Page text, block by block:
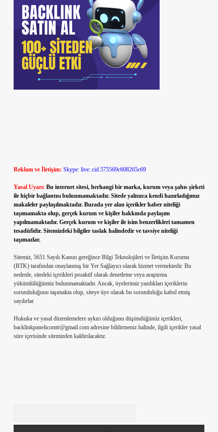
Reklam ve İletişim: Skype: live:.cid.575569c608265c69
Yasal Uyarı: Bu internet sitesi, herhangi bir marka, kurum veya şahıs şirketi
ile hiçbir bağlantısı bulunmamaktadır. Sitede yalnızca kendi hazırladığımız
makaleler paylaşılmaktadır. Burada yer alan içerikler haber niteliği
taşımamakta olup, gerçek kurum ve kişiler hakkında paylaşım
yapılmamaktadır. Gerçek kurum ve kişiler ile isim benzerlikleri tamamen
tesadüfidir. Sitemizdeki bilgiler taslak halindedir ve tavsiye niteliği
taşımazlar.
Sitemiz, 5651 Sayılı Kanun gereğince Bilgi Teknolojileri ve İletişim Kurumu
(BTK) tarafından onaylanmış bir Yer Sağlayıcı olarak hizmet vermektedir. Bu
nedenle, sitedeki içerikleri proaktif olarak denetleme veya araştırma
yükümlülüğümüz bulunmamaktadır. Ancak, üyelerimiz yazdıkları içeriklerin
sorumluluğunu taşımakta olup, siteye üye olarak bu sorumluluğu kabul etmiş
sayılırlar.
Hukuka ve yasal düzenlemelere aykırı olduğunu düşündüğünüz içerikleri,
backlinkpanelicomtr@gmail.com adresine bildirmeniz halinde, ilgili içerikler yasal
süre içerisinde sitemizden kaldırılacaktır.